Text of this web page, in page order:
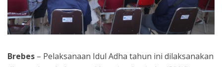
Brebes – Pelaksanaan Idul Adha tahun ini dilaksanakan